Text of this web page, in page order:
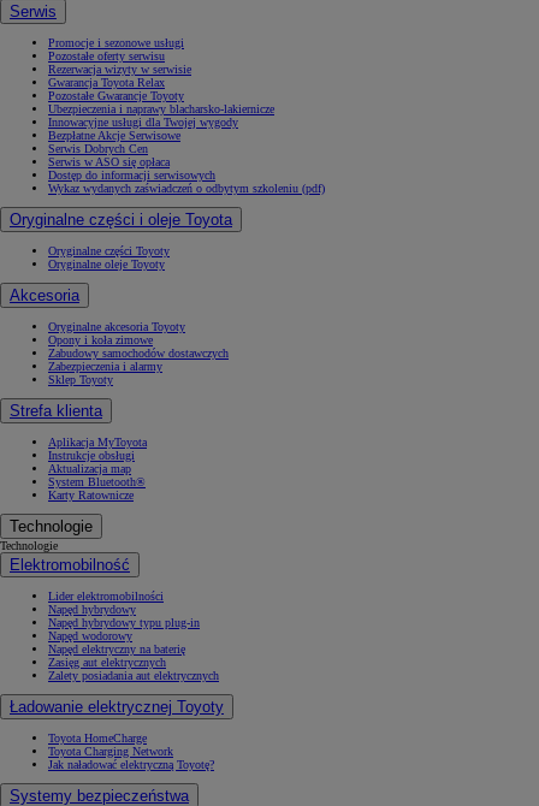
Serwis
Promocje i sezonowe usługi
Pozostałe oferty serwisu
Rezerwacja wizyty w serwisie
Gwarancja Toyota Relax
Pozostałe Gwarancje Toyoty
Ubezpieczenia i naprawy blacharsko-lakiernicze
Innowacyjne usługi dla Twojej wygody
Bezpłatne Akcje Serwisowe
Serwis Dobrych Cen
Serwis w ASO się opłaca
Dostęp do informacji serwisowych
Wykaz wydanych zaświadczeń o odbytym szkoleniu (pdf)
Oryginalne części i oleje Toyota
Oryginalne części Toyoty
Oryginalne oleje Toyoty
Akcesoria
Oryginalne akcesoria Toyoty
Opony i koła zimowe
Zabudowy samochodów dostawczych
Zabezpieczenia i alarmy
Sklep Toyoty
Strefa klienta
Aplikacja MyToyota
Instrukcje obsługi
Aktualizacja map
System Bluetooth®
Karty Ratownicze
Technologie
Technologie
Elektromobilność
Lider elektromobilności
Napęd hybrydowy
Napęd hybrydowy typu plug-in
Napęd wodorowy
Napęd elektryczny na baterię
Zasięg aut elektrycznych
Zalety posiadania aut elektrycznych
Ładowanie elektrycznej Toyoty
Toyota HomeCharge
Toyota Charging Network
Jak naładować elektryczną Toyotę?
Systemy bezpieczeństwa